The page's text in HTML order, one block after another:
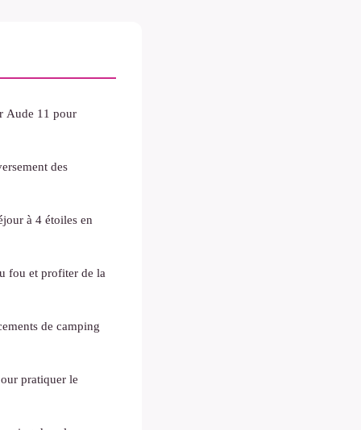
Aude 11 pour
des
à 4 étoiles en
fou et profiter de la
de camping
pratiquer le